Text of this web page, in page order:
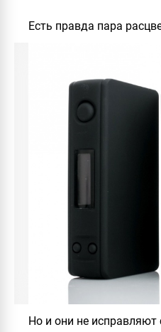
Есть правда пара
Но и они не